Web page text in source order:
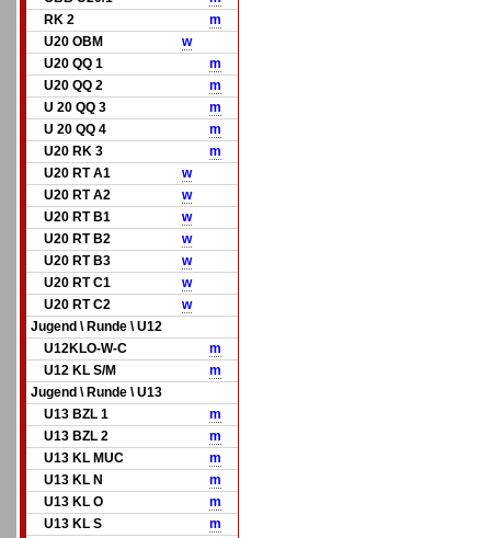
RK 2
m
U20 OBM
w
U20 QQ 1
m
U20 QQ 2
m
U 20 QQ 3
m
U 20 QQ 4
m
U20 RK 3
m
U20 RT A1
w
U20 RT A2
w
U20 RT B1
w
U20 RT B2
w
U20 RT B3
w
U20 RT C1
w
U20 RT C2
w
Jugend \ Runde \ U12
U12KLO-W-C
m
U12 KL S/M
m
Jugend \ Runde \ U13
U13 BZL 1
m
U13 BZL 2
m
U13 KL MUC
m
U13 KL N
m
U13 KL O
m
U13 KL S
m